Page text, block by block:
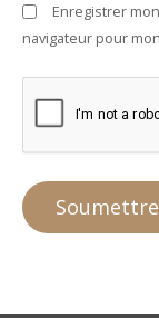
Enregistrer
navigateur pour